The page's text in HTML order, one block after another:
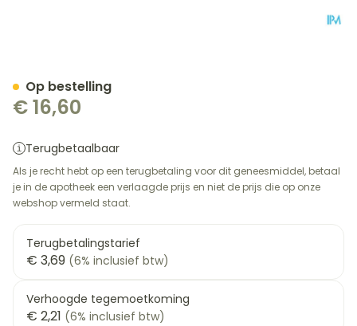
€ 16,60
Terugbetaalbaar
Als je recht hebt op een terugbetaling voor dit geneesmiddel, betaal
je in de apotheek een verlaagde prijs en niet de prijs die op onze
webshop vermeld staat.
Terugbetalingstarief
€ 3,69 (6% inclusief btw)
Verhoogde tegemoetkoming
€ 2,21 (6% inclusief btw)
Op bestelling